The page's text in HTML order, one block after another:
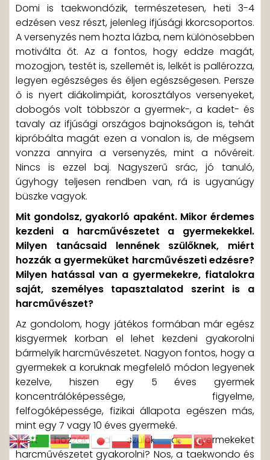
Domi is taekwondózik, természetesen, heti 3-4
edzésen vesz részt, jelenleg ifjúsági kkorcsoportos.
A versenyzés nem hozta lázba, nem különösebben
motiválta őt. Az a fontos, hogy eddze magát,
mozogjon, testét is, szellemét is, lelkét is pallérozza,
legyen egészséges és éljen egészségesen. Persze
ő is nyert diákolimpiát, korosztályos versenyeket,
dobogós volt többször a gyermek-, a kadet- és
tavaly az ifjúsági országos bajnokságon is, tehát
kipróbálta magát ezen a vonalon is, de mégsem
vonzza annyira a versenyzés, mint a nővéreit.
Nincs is ezzel baj. Nagyszerű srác, jó tanuló,
úgyhogy teljesen rendben van, rá is ugyanúgy
büszke vagyok.
Mit gondolsz, gyakorló apaként. Mikor érdemes
kezdeni a harcművészetet a gyermekekkel.
Milyen tanácsaid lennének szülőknek, miért
hozzák a gyermeküket harcművészeti edzésre?
Milyen hatással van a gyermekekre, fiatalokra
saját, személyes tapasztalatod szerint is a
harcművészet?
Az gondolom, hogy játékos formában már egész
kisgyermek korban el lehet kezdeni gyakorolni
bármelyik harcművészetet. Nagyon fontos, hogy a
gyermekek a koruknak megfelelő módon legyenek
kezelve, hiszen egy 5 éves gyermek
koncentrálóképessége, figyelme,
felfogóképessége, fizikai állapota egészen más,
mint egy 7 vagy 10 éves gyermeké.
Miért hozzák a szülők a gyermekeket
harcművészetet gyakorolni? Nos, a taekwondo és